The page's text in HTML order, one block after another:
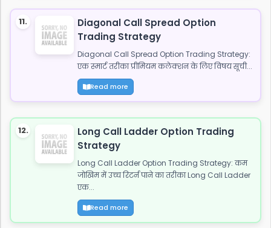
11.
Diagonal Call Spread Option
Trading Strategy
Diagonal Call Spread Option Trading Strategy:
एक स्मार्ट तरीका प्रीमियम कलेक्शन के लिए विषय सूची...
Read more
12.
Long Call Ladder Option Trading
Strategy
Long Call Ladder Option Trading Strategy: कम
जोखिम में उच्च रिटर्न पाने का तरीका Long Call Ladder
एक...
Read more